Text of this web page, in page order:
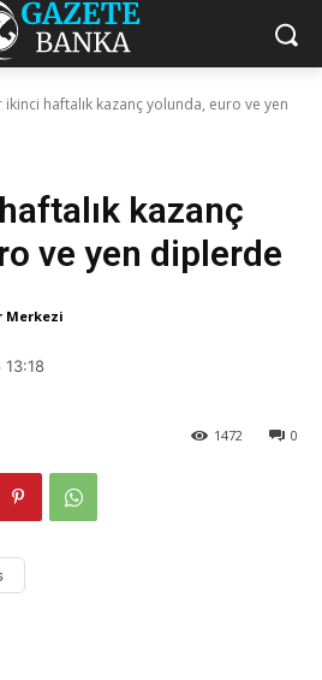
ikinci haftalık kazanç yolunda, euro ve yen
kazanç
ve yen diplerde
Merkezi
0
1472